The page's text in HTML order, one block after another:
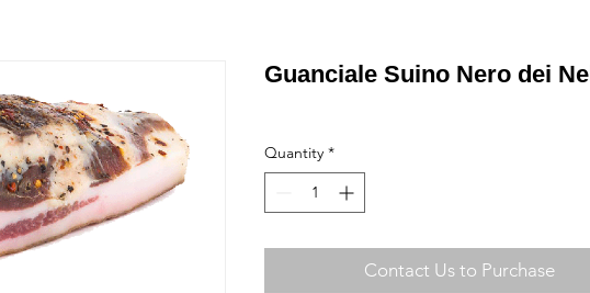
Guanciale Suino Nero dei
Quantity *
Contact Us to Purchase